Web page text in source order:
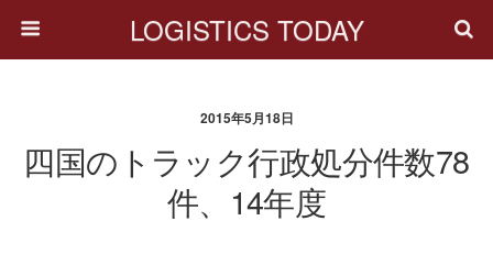
LOGISTICS TODAY
2015年5月18日
四国のトラック行政処分件数78
件、14年度